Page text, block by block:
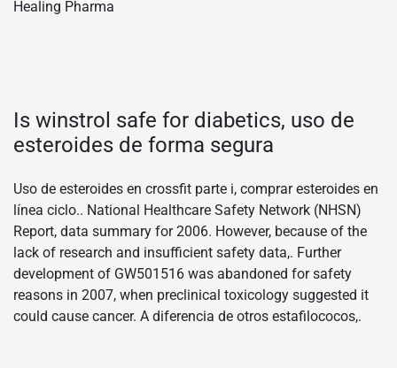
Healing Pharma
Is winstrol safe for diabetics, uso de
esteroides de forma segura
Uso de esteroides en crossfit parte i, comprar esteroides en
línea ciclo.. National Healthcare Safety Network (NHSN)
Report, data summary for 2006. However, because of the
lack of research and insufficient safety data,. Further
development of GW501516 was abandoned for safety
reasons in 2007, when preclinical toxicology suggested it
could cause cancer. A diferencia de otros estafilococos,.